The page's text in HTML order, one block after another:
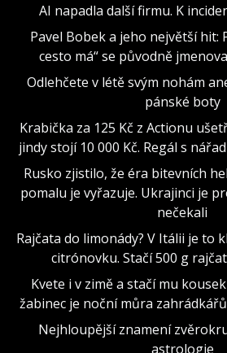
AI napadla další firmu. K
Pavel Bobek a jeho největší hit:
cesto má“ se původně
Odlehčete v létě svým nohám
pánské boty
Krabička za 125 Kč z Actionu
jindy stojí 10 000 Kč. Regál s
Rusko zjistilo, že éra bitevních
pomalu je vyřazuje. Ukrajinci je
nečekali
Rajčata do limonády? V Itálii je to
citrónovku. Stačí 500 g
Kvete i v zimě a stačí mu
žabinec je noční můra
Nejhloupější znamení
astrologie